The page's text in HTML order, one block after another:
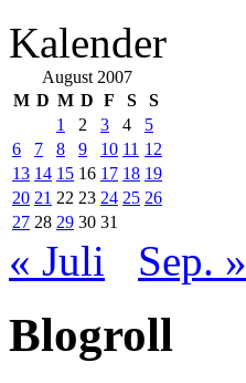
Kalender
August 2007
M D M D F S
S
1
2 3 4
5
6
7 8 9 10 11 12
13 14 15 16 17 18 19
20 21 22 23 24 25 26
27 28 29 30 31
« Juli Sep. »
Blogroll